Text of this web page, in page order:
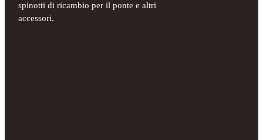
spinotti di ricambio per il ponte e altri
accessori.